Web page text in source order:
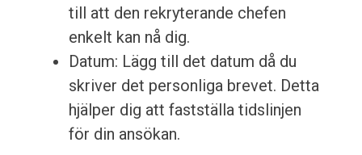
till att den rekryterande chefen
enkelt kan nå dig.
Datum: Lägg till det datum då du
skriver det personliga brevet. Detta
hjälper dig att fastställa tidslinjen
för din ansökan.